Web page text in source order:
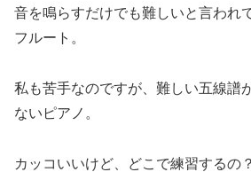
音を鳴らすだけでも難しいと言われ
フルート。
私も苦手なのですが、難しい五線譜
ないピアノ。
カッコいいけど、どこで練習するの